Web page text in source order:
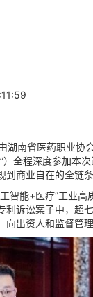
南省医药职业协会
）全程深度参加本
到商业自在的全链
能+医疗”工业高
利诉讼案子中，超
向出资人和监督管